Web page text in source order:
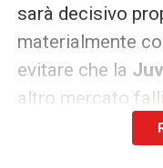
sarà decisivo
materialmente
evitare che la
altro mercato